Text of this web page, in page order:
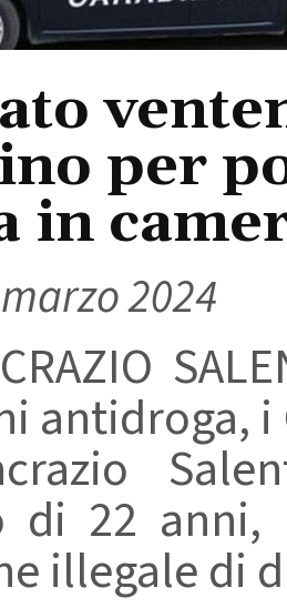
per
in
2024
antidroga,
di 22 anni,
illegale di